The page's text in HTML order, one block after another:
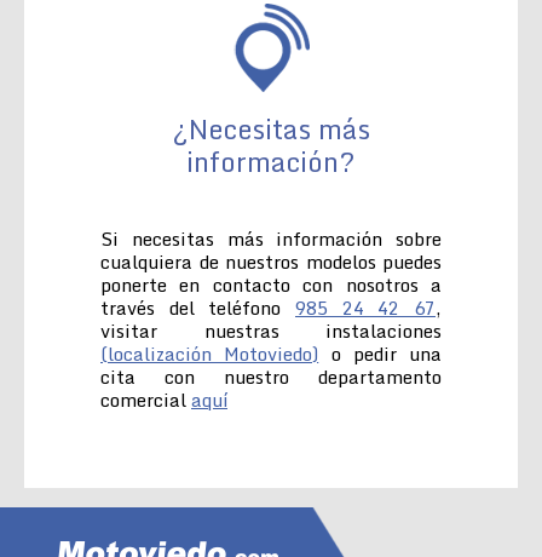
¿Necesitas más
información?
Si necesitas más información sobre
cualquiera de nuestros modelos puedes
ponerte en contacto con nosotros a
través del teléfono 985 24 42 67,
visitar nuestras instalaciones
(localización Motoviedo) o pedir una
cita con nuestro departamento
comercialaquí